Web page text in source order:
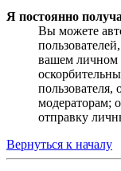
Я постоянно
Вы можете
вашем личном
пользователя,
модераторам;
отправку
Вернуться к началу